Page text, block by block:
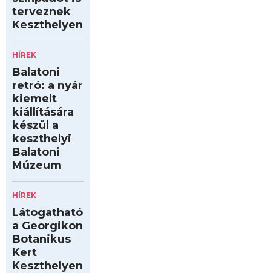
terveznek
Keszthelyen
HÍREK
Balatoni
retró: a nyár
kiemelt
kiállítására
készül a
keszthelyi
Balatoni
Múzeum
HÍREK
Látogatható
a Georgikon
Botanikus
Kert
Keszthelyen